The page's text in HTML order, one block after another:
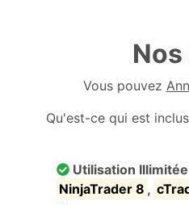
Vous pouvez
Qu'est-ce qui est
Utilisation
NinjaTrader 8 ,